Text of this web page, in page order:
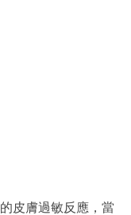
皮膚過敏反應，當